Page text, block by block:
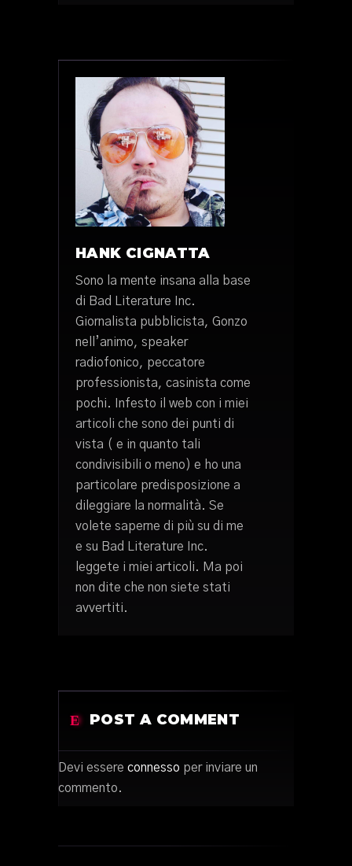
HANK CIGNATTA
Sono la mente insana alla base
di Bad Literature Inc.
Giornalista pubblicista, Gonzo
nell’animo, speaker
radiofonico, peccatore
professionista, casinista come
pochi. Infesto il web con i miei
articoli che sono dei punti di
vista ( e in quanto tali
condivisibili o meno) e ho una
particolare predisposizione a
dileggiare la normalità. Se
volete saperne di più su di me
e su Bad Literature Inc.
leggete i miei articoli. Ma poi
non dite che non siete stati
avvertiti.
POST A COMMENT
Devi essere connesso per inviare un
commento.